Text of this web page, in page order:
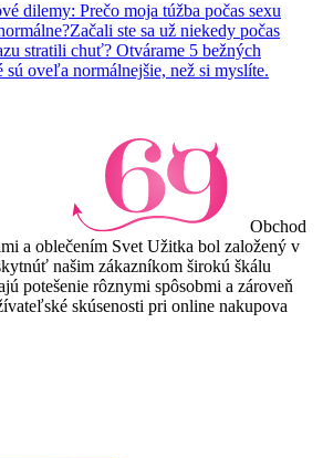
dilemy: Prečo moja túžba počas sexu
Začali ste sa už niekedy počas
stratili chuť? Otvárame 5 bežných
oveľa normálnejšie, než si myslíte.
Obchod
a oblečením Svet Užitka bol založený v
našim zákazníkom širokú škálu
potešenie rôznymi spôsobmi a zároveň
skúsenosti pri online nakupova